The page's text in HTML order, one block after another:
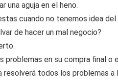
una aguja en el heno.
cuando no tenemos idea
de hacer un mal negocio?
problemas en su compra final
todos los problemas